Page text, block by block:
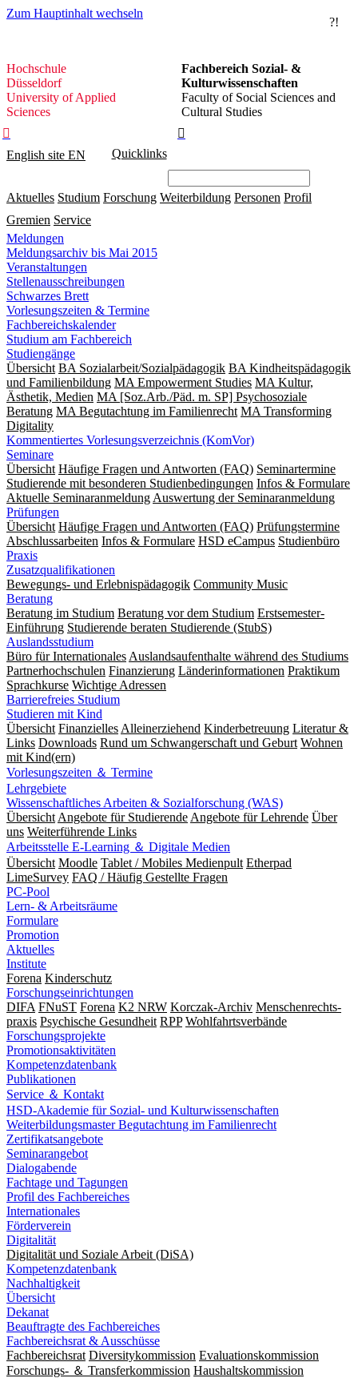
Zum Hauptinhalt wechseln
?!
Hochschule
Düsseldorf
Hochschule
Düsseldorf
University of Applied
Sciences
Fachbereich Sozial- &
Kulturwissenschaften
Faculty of Social Sciences and
Cultural Studies


English site EN Quicklinks
Aktuelles Studium Forschung Weiterbildung Personen Profil
Gremien Service
Meldungen
Meldungsarchiv bis Mai 2015
Veranstaltungen
Stellenausschreibungen
Schwarzes Brett
Vorlesungszeiten & Termine
Fachbereichskalender
Studium am Fachbereich
Studiengänge
Übersicht BA Sozialarbeit/Sozialpädagogik BA Kindheitspädagogik
und Familienbildung MA Empowerment Studies MA Kultur,
Ästhetik, Medien MA [Soz.Arb./Päd. m. SP] Psychosoziale
Beratung MA Begut­ach­tung im Fami­lien­recht MA Transforming
Digitality
Kommentiertes Vorlesungsverzeichnis (KomVor)
Seminare
Übersicht Häufige Fragen und Antworten (FAQ) Seminartermine
Studierende mit besonderen Studienbedingungen Infos & Formulare
Aktuelle Seminaranmeldung Auswertung der Seminaranmeldung
Prüfungen
Übersicht Häufige Fragen und Antworten (FAQ) Prüfungstermine
Abschlussarbeiten Infos & Formulare HSD eCampus Studienbüro
Praxis
Zusatzqualifikationen
Bewegungs- und Erlebnispädagogik Community Music
Beratung
Beratung im Studium Beratung vor dem Studium Erstsemester-
Einführung Studierende beraten Studierende (StubS)
Auslandsstudium
Büro für Internationales Auslandsaufenthalte während des Studiums
Partnerhochschulen Finanzierung Länderinformationen Praktikum
Sprachkurse Wichtige Adressen
Barrierefreies Studium
Studieren mit Kind
Übersicht Finanzielles Alleinerziehend Kinderbetreuung Literatur &
Links Downloads Rund um Schwangerschaft und Geburt Wohnen
mit Kind(ern)
Vorlesungszeiten ＆ Termine
Lehrgebiete
Wissenschaftliches Arbeiten & Sozialforschung (WAS)
Übersicht Angebote für Studierende Angebote für Lehrende Über
uns Weiterführende Links
Arbeitsstelle E-Learning ＆ Digitale Medien
Übersicht Moodle Tablet / Mobiles Medienpult Etherpad
LimeSurvey FAQ / Häufig Gestellte Fragen
PC-Pool
Lern- & Arbeitsräume
Formulare
Promotion
Aktuelles
Institute
Forena Kinderschutz
Forschungseinrichtungen
DIFA FNuST Forena K2 NRW Korczak-Archiv Men­schen­rechts­
praxis Psy­chische Gesund­heit RPP Wohlfahrts­verbände
Forschungsprojekte
Promotionsaktivitäten
Kompetenzdatenbank
Publikationen
Service ＆ Kontakt
HSD-Akademie für Sozial- und Kulturwissenschaften
Weiterbildungsmaster Begutachtung im Familienrecht
Zertifikatsangebote
Seminarangebot
Dialogabende
Fachtage und Tagungen
Profil des Fachbereiches
Internationales
Förderverein
Digitalität
Digitalität und Soziale Arbeit (DiSA)
Kompetenzdatenbank
Nachhaltigkeit
Übersicht
Dekanat
Beauftragte des Fachbereiches
Fachbereichsrat & Ausschüsse
Fachbereichsrat Diversitykommission Evaluationskommission
Forschungs- ＆ Transferkommission Haushaltskommission